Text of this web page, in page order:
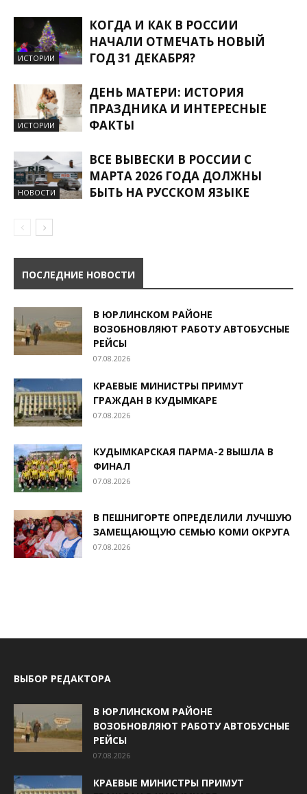
ИСТОРИИ
КОГДА И КАК В РОССИИ
НАЧАЛИ ОТМЕЧАТЬ НОВЫЙ
ГОД 31 ДЕКАБРЯ?
ИСТОРИИ
ДЕНЬ МАТЕРИ: ИСТОРИЯ
ПРАЗДНИКА И ИНТЕРЕСНЫЕ
ФАКТЫ
НОВОСТИ
ВСЕ ВЫВЕСКИ В РОССИИ С
МАРТА 2026 ГОДА ДОЛЖНЫ
БЫТЬ НА РУССКОМ ЯЗЫКЕ
ПОСЛЕДНИЕ НОВОСТИ
В ЮРЛИНСКОМ РАЙОНЕ
ВОЗОБНОВЛЯЮТ РАБОТУ АВТОБУСНЫЕ
РЕЙСЫ
07.08.2026
КРАЕВЫЕ МИНИСТРЫ ПРИМУТ
ГРАЖДАН В КУДЫМКАРЕ
07.08.2026
КУДЫМКАРСКАЯ ПАРМА-2 ВЫШЛА В
ФИНАЛ
07.08.2026
В ПЕШНИГОРТЕ ОПРЕДЕЛИЛИ ЛУЧШУЮ
ЗАМЕЩАЮЩУЮ СЕМЬЮ КОМИ ОКРУГА
07.08.2026
ВЫБОР РЕДАКТОРА
В ЮРЛИНСКОМ РАЙОНЕ
ВОЗОБНОВЛЯЮТ РАБОТУ АВТОБУСНЫЕ
РЕЙСЫ
07.08.2026
КРАЕВЫЕ МИНИСТРЫ ПРИМУТ